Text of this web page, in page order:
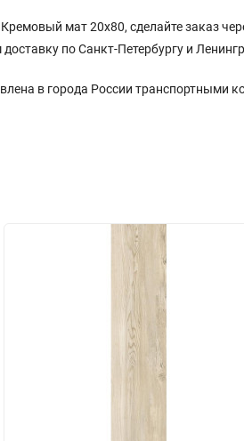
мат 20х80, сделайте заказ
по Санкт-Петербургу и
в города России транспортными